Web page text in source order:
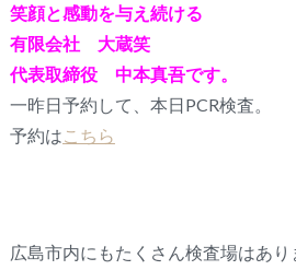
笑顔と感動を与え続ける
有限会社 大蔵笑
代表取締役 中本真吾です。
一昨日予約して、本日PCR検査。
予約は こちら
広島市内にもたくさん検査場はあり